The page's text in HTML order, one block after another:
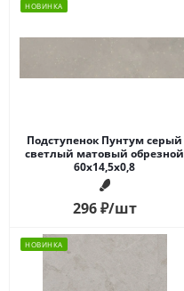
НОВИНКА
Подступенок Пунтум серый
светлый матовый обрезной
60x14,5x0,8
296₽/шт
НОВИНКА